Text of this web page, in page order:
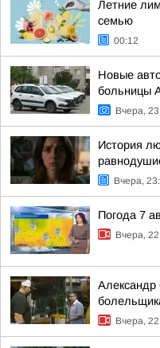
Летние
семью
00:12
Новые
больницы
Вчера,
История
Вчера,
Погода 7
Вчера,
Александр
Вчера,